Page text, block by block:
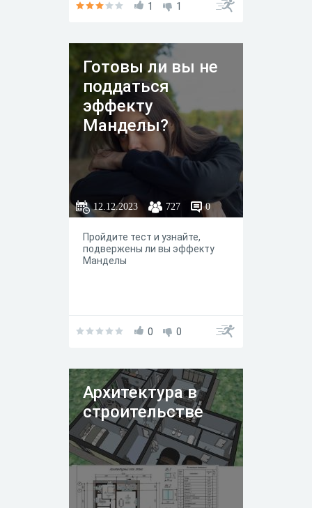
1 1
Готовы ли вы не
поддаться
эффекту
Манделы?
12.12.2023 727 0
Пройдите тест и узнайте,
подвержены ли вы эффекту
Манделы
0 0
Архитектура в
строительстве